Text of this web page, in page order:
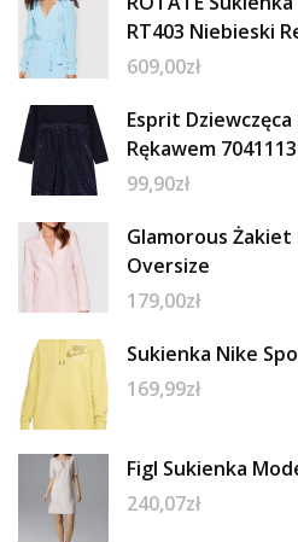
RT403 Niebieski
609,00zł
Esprit Dziewczęca
Rękawem
99,90zł
Glamorous Żakiet
Oversize
179,00zł
Sukienka Nike
169,99zł
Figl Sukienka
240,07zł